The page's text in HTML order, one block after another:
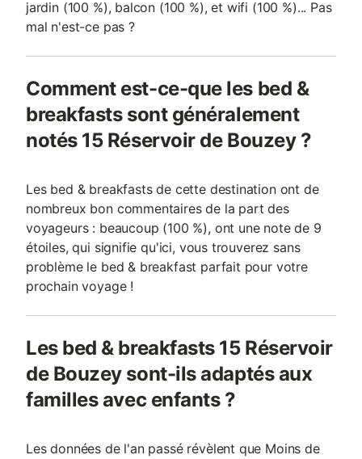
jardin (100 %), balcon (100 %), et wifi (100 %)... Pas
mal n'est-ce pas ?
Comment est-ce-que les bed &
breakfasts sont généralement
notés 15 Réservoir de Bouzey ?
Les bed & breakfasts de cette destination ont de
nombreux bon commentaires de la part des
voyageurs : beaucoup (100 %), ont une note de 9
étoiles, qui signifie qu'ici, vous trouverez sans
problème le bed & breakfast parfait pour votre
prochain voyage !
Les bed & breakfasts 15 Réservoir
de Bouzey sont-ils adaptés aux
familles avec enfants ?
Les données de l'an passé révèlent que Moins de